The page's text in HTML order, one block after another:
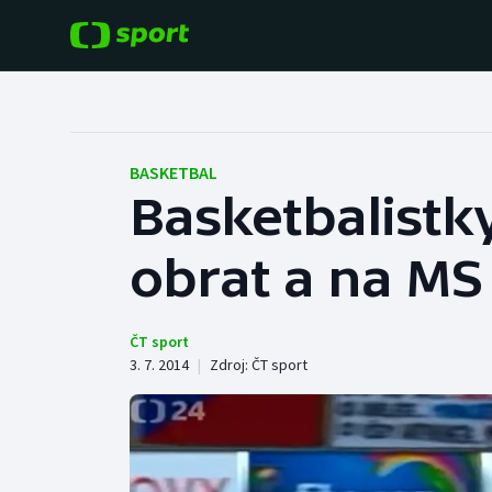
Hokej
Tenis
Cyklistika
Baseball a softbal
Basketbal
Boby a skeleton
Box
BASKETBAL
obrat a na
ČT sport
3. 7. 2014 | Zdroj: ČT sport